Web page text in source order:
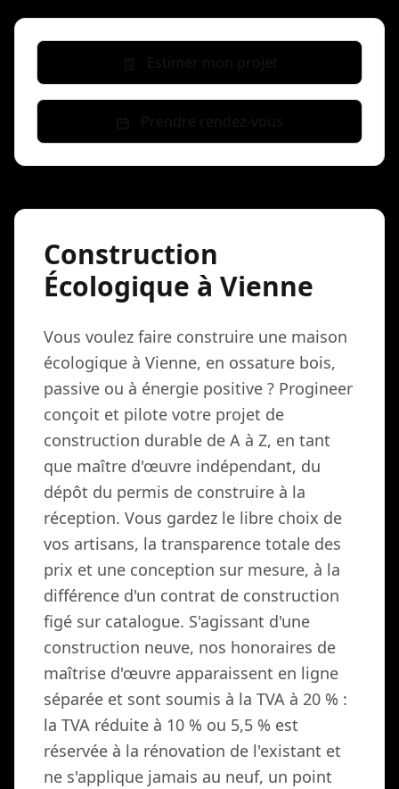
Construction
Écologique à Vienne
Vous voulez faire construire une maison
écologique à Vienne, en ossature bois,
passive ou à énergie positive ? Progineer
conçoit et pilote votre projet de
construction durable de A à Z, en tant
que maître d'œuvre indépendant, du
dépôt du permis de construire à la
réception. Vous gardez le libre choix de
vos artisans, la transparence totale des
prix et une conception sur mesure, à la
différence d'un contrat de construction
figé sur catalogue. S'agissant d'une
construction neuve, nos honoraires de
maîtrise d'œuvre apparaissent en ligne
séparée et sont soumis à la TVA à 20 % :
la TVA réduite à 10 % ou 5,5 % est
réservée à la rénovation de l'existant et
ne s'applique jamais au neuf, un point